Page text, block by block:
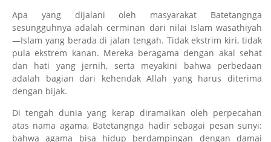
Apa yang dijalani oleh masyarakat Batetangnga
sesungguhnya adalah cerminan dari nilai Islam wasathiyah
—Islam yang berada di jalan tengah. Tidak ekstrim kiri, tidak
pula ekstrem kanan. Mereka beragama dengan akal sehat
dan hati yang jernih, serta meyakini bahwa perbedaan
adalah bagian dari kehendak Allah yang harus diterima
dengan bijak.
Di tengah dunia yang kerap diramaikan oleh perpecahan
atas nama agama, Batetangnga hadir sebagai pesan sunyi:
bahwa agama bisa hidup berdampingan dengan damai